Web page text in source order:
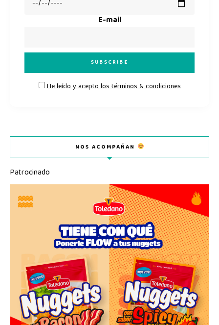
E-mail
He leído y acepto los términos & condiciones
NOS ACOMPAÑAN
Patrocinado